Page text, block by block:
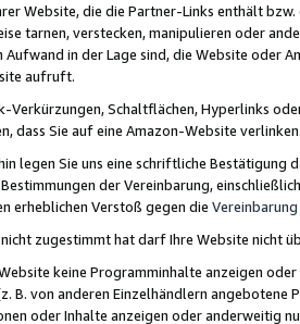
Website, die die Partner-Links enthält
tarnen, verstecken, manipulieren oder
Aufwand in der Lage sind, die Website oder
aufruft.
Verkürzungen, Schaltflächen, Hyperlinks
dass Sie auf eine Amazon-Website
legen Sie uns eine schriftliche
der Vereinbarung,
erheblichen Verstoß gegen die Vereinbarung
zugestimmt hat darf Ihre Website nicht
keine Programminhalte anzeigen
B. von anderen Einzelhändlern
oder Inhalte anzeigen oder anderweitig